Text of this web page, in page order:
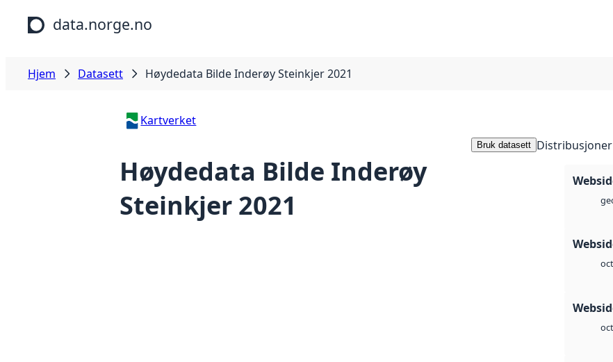
Hopp til hovedinnhold
data.norge.no
Hjem Datasett Høydedata Bilde Inderøy Steinkjer 2021
Kartverket
Høydedata Bilde Inderøy
Steinkjer 2021
Bruk datasett Distribusjoner